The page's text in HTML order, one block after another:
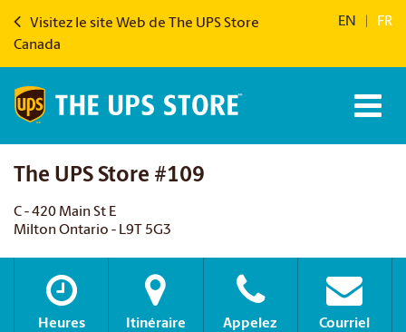
Visitez le site Web de The UPS Store
Canada
EN FR
The UPS Store #109
C - 420 Main St E
Milton Ontario - L9T 5G3
Heures Itinéraire Appelez Courriel